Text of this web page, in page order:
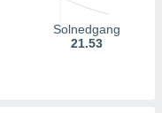
Solnedgang
21.53